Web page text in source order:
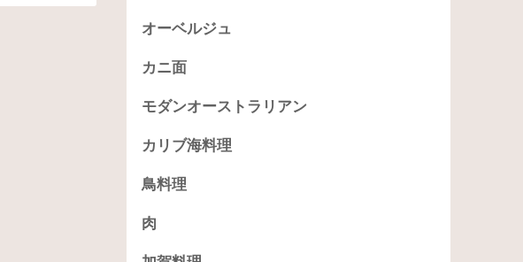
オーベルジュ
カニ面
モダンオーストラリアン
カリブ海料理
鳥料理
肉